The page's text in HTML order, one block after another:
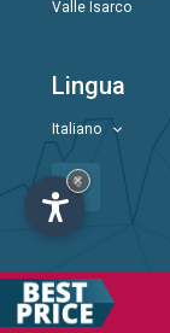
Valle Isarco
Lingua
Italiano
×